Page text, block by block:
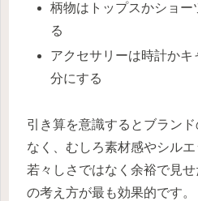
柄物はトップスかショー
る
アクセサリーは時計か
分にする
引き算を意識するとブラン
なく、むしろ素材感やシルエ
若々しさではなく余裕で見
の考え方が最も効果的です。